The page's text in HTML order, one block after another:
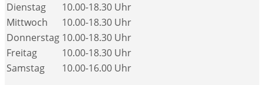
Dienstag
10.00-18.30 Uhr
Mittwoch
10.00-18.30 Uhr
Donnerstag 10.00-18.30 Uhr
Freitag
10.00-18.30 Uhr
Samstag
10.00-16.00 Uhr